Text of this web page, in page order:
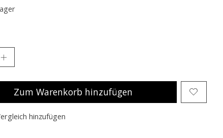
Zum Warenkorb hinzufügen
hinzufügen